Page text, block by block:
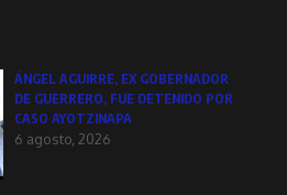
ÁNGEL AGUIRRE, EX GOBERNADOR
DE GUERRERO, FUE DETENIDO POR
CASO AYOTZINAPA
6 agosto, 2026